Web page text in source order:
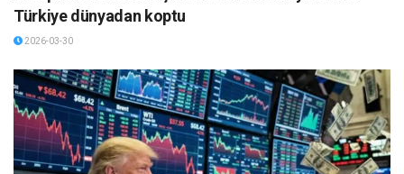
Türkiye dünyadan koptu
2026-03-30